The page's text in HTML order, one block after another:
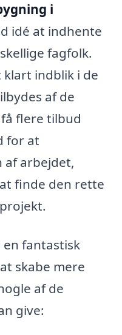
i
idé at indhente
fagfolk.
klart indblik i de
af de
flere tilbud
for at
af arbejdet,
finde den rette
fantastisk
skabe mere
af de
give: